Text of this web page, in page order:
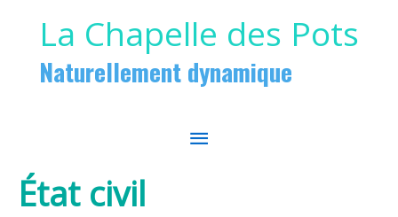
La Chapelle des Pots
Naturellement dynamique
MENU
État civil